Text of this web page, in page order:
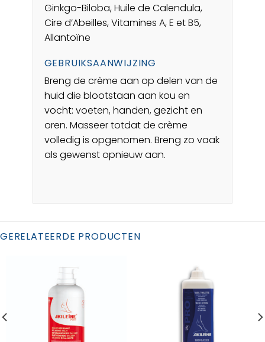
Ginkgo-Biloba, Huile de Calendula,
Cire d’Abeilles, Vitamines A, E et B5,
Allantoïne
GEBRUIKSAANWIJZING
Breng de crème aan op delen van de
huid die blootstaan aan kou en
vocht: voeten, handen, gezicht en
oren. Masseer totdat de crème
volledig is opgenomen. Breng zo vaak
als gewenst opnieuw aan.
GERELATEERDE PRODUCTEN